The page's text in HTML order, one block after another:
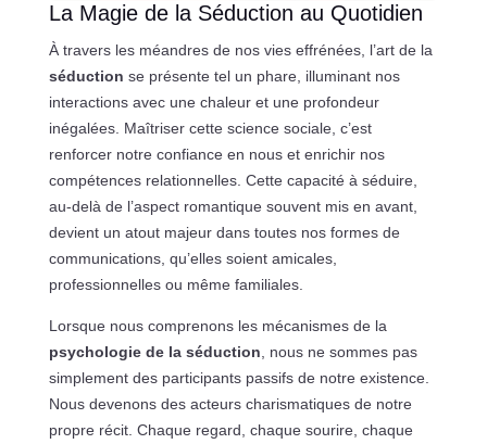
La Magie de la Séduction au Quotidien
À travers les méandres de nos vies effrénées, l’art de la
séduction se présente tel un phare, illuminant nos
interactions avec une chaleur et une profondeur
inégalées. Maîtriser cette science sociale, c’est
renforcer notre confiance en nous et enrichir nos
compétences relationnelles. Cette capacité à séduire,
au-delà de l’aspect romantique souvent mis en avant,
devient un atout majeur dans toutes nos formes de
communications, qu’elles soient amicales,
professionnelles ou même familiales.
Lorsque nous comprenons les mécanismes de la
psychologie de la séduction , nous ne sommes pas
simplement des participants passifs de notre existence.
Nous devenons des acteurs charismatiques de notre
propre récit. Chaque regard, chaque sourire, chaque